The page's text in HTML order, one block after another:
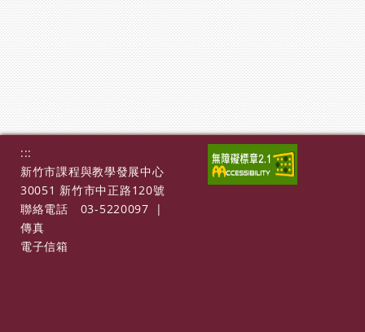
:::
新竹市課程與教學發展中心
30051 新竹市中正路120號
聯絡電話
03-5220097
|
傳真
電子信箱